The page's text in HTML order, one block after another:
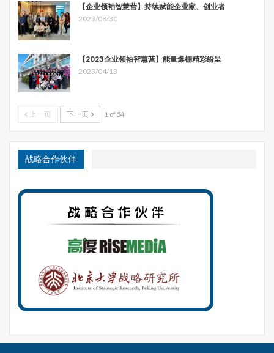
【企业领袖智慧营】持续赋能企业家、创业者
2023/08/30
【2023企业领袖智慧营】能量爆棚精彩纷呈
2023/04/13
上一页 下一页 1 of 54
战略合作伙伴